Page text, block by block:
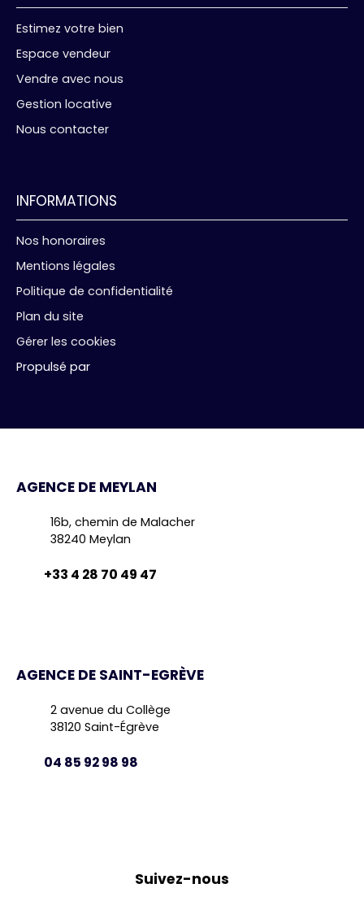
Estimez votre bien
Espace vendeur
Vendre avec nous
Gestion locative
Nous contacter
INFORMATIONS
Nos honoraires
Mentions légales
Politique de confidentialité
Plan du site
Gérer les cookies
Propulsé par
AGENCE DE MEYLAN
16b, chemin de Malacher
38240 Meylan
+33 4 28 70 49 47
AGENCE DE SAINT-EGRÈVE
2 avenue du Collège
38120 Saint-Égrève
04 85 92 98 98
Suivez-nous